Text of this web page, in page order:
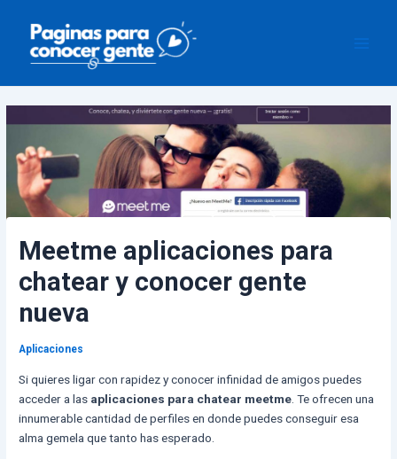
contenido
Meetme aplicaciones para
chatear y conocer gente
nueva
Aplicaciones
Si quieres ligar con rapidez y conocer infinidad de amigos puedes
acceder a las aplicaciones para chatear meetme . Te ofrecen una
innumerable cantidad de perfiles en donde puedes conseguir esa
alma gemela que tanto has esperado.
entradas